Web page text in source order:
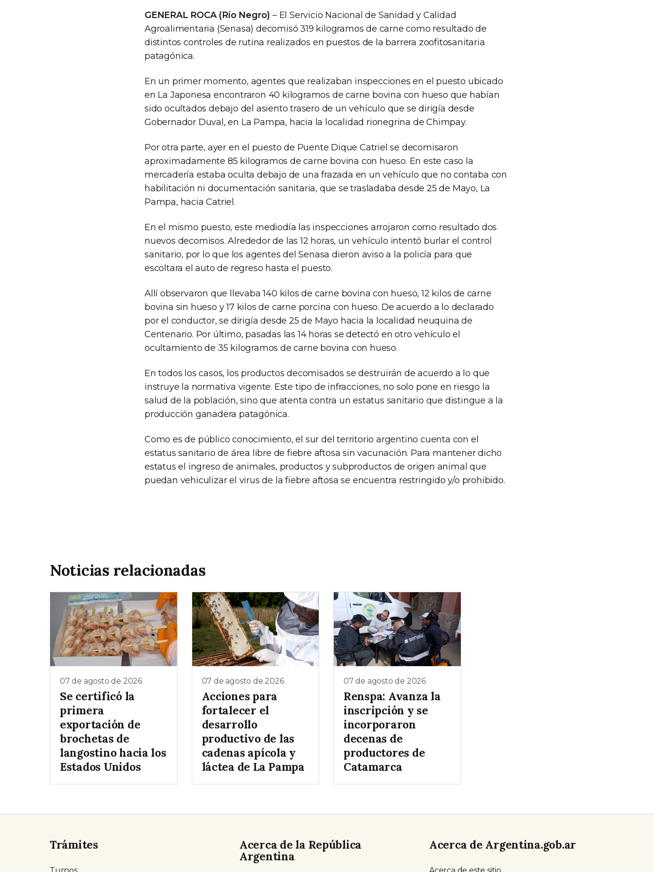
GENERAL ROCA (Río Negro) – El Servicio Nacional de Sanidad y Calidad
Agroalimentaria (Senasa) decomisó 319 kilogramos de carne como resultado de
distintos controles de rutina realizados en puestos de la barrera zoofitosanitaria
patagónica.
En un primer momento, agentes que realizaban inspecciones en el puesto ubicado
en La Japonesa encontraron 40 kilogramos de carne bovina con hueso que habían
sido ocultados debajo del asiento trasero de un vehículo que se dirigía desde
Gobernador Duval, en La Pampa, hacia la localidad rionegrina de Chimpay.
Por otra parte, ayer en el puesto de Puente Dique Catriel se decomisaron
aproximadamente 85 kilogramos de carne bovina con hueso. En este caso la
mercadería estaba oculta debajo de una frazada en un vehículo que no contaba con
habilitación ni documentación sanitaria, que se trasladaba desde 25 de Mayo, La
Pampa, hacia Catriel.
En el mismo puesto, este mediodía las inspecciones arrojaron como resultado dos
nuevos decomisos. Alrededor de las 12 horas, un vehículo intentó burlar el control
sanitario, por lo que los agentes del Senasa dieron aviso a la policía para que
escoltara el auto de regreso hasta el puesto.
Allí observaron que llevaba 140 kilos de carne bovina con hueso, 12 kilos de carne
bovina sin hueso y 17 kilos de carne porcina con hueso. De acuerdo a lo declarado
por el conductor, se dirigía desde 25 de Mayo hacia la localidad neuquina de
Centenario. Por último, pasadas las 14 horas se detectó en otro vehículo el
ocultamiento de 35 kilogramos de carne bovina con hueso.
En todos los casos, los productos decomisados se destruirán de acuerdo a lo que
instruye la normativa vigente. Este tipo de infracciones, no solo pone en riesgo la
salud de la población, sino que atenta contra un estatus sanitario que distingue a la
producción ganadera patagónica.
Como es de público conocimiento, el sur del territorio argentino cuenta con el
estatus sanitario de área libre de fiebre aftosa sin vacunación. Para mantener dicho
estatus el ingreso de animales, productos y subproductos de origen animal que
puedan vehiculizar el virus de la fiebre aftosa se encuentra restringido y/o prohibido.
Noticias relacionadas
07 de agosto de 2026
Se certificó la
primera
exportación de
brochetas de
langostino hacia los
Estados Unidos
07 de agosto de 2026
Acciones para
fortalecer el
desarrollo
productivo de las
cadenas apícola y
láctea de La Pampa
07 de agosto de 2026
Renspa: Avanza la
inscripción y se
incorporaron
decenas de
productores de
Catamarca
Trámites
Acerca de la República
Argentina
Acerca de Argentina.gob.ar